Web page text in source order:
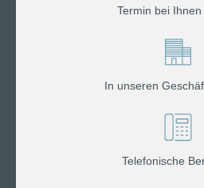
Termin bei
In unseren
Telefonische